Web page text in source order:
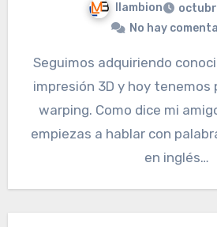
llambion
No hay
Seguimos adquiriendo conocimientos sobre la
impresión 3D y hoy tenemos
warping. Como dice mi
empiezas a hablar con
en inglés…